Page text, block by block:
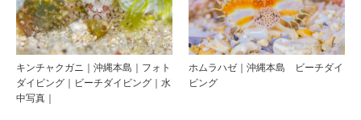
キンチャクガニ｜沖縄本島｜フォト
ダイビング｜ビーチダイビング｜水
中写真｜
ホムラハゼ｜沖縄本島 ビーチダイ
ビング